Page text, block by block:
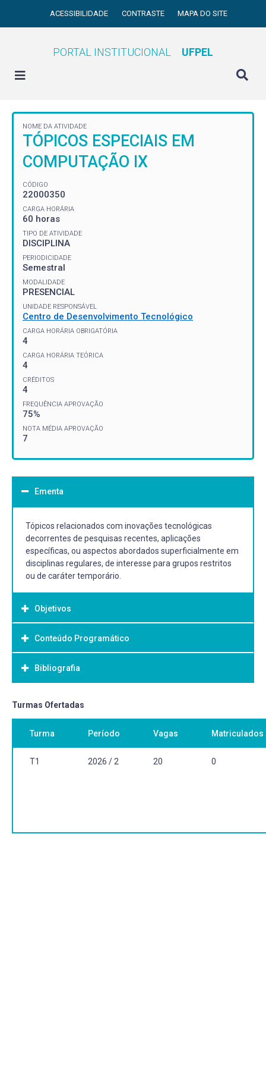
ACESSIBILIDADE CONTRASTE MAPA DO SITE
PORTAL INSTITUCIONAL UFPEL
NOME DA ATIVIDADE
TÓPICOS ESPECIAIS EM
COMPUTAÇÃO IX
CÓDIGO
22000350
CARGA HORÁRIA
60 horas
TIPO DE ATIVIDADE
DISCIPLINA
PERIODICIDADE
Semestral
MODALIDADE
PRESENCIAL
UNIDADE RESPONSÁVEL
Centro de Desenvolvimento Tecnológico
CARGA HORÁRIA OBRIGATÓRIA
4
CARGA HORÁRIA TEÓRICA
4
CRÉDITOS
4
FREQUÊNCIA APROVAÇÃO
75%
NOTA MÉDIA APROVAÇÃO
7
Ementa
Tópicos relacionados com inovações tecnológicas
decorrentes de pesquisas recentes, aplicações
específicas, ou aspectos abordados superficialmente em
disciplinas regulares, de interesse para grupos restritos
ou de caráter temporário.
Objetivos
Objetivo Geral:
Tomar conhecimento de tópicos relacionados com
inovações tecnológicas recentes, aplicações específicas,
regulares, de acordo com as normas estabelecidas pelo
Conteúdo Programático
Bibliografia
Bibliografia Básica:
Livros, artigos em periódicos científicos, apostilas,
manuais e demais referências relacionadas à disciplina
previamente aprovada pelo colegiado do curso.
Turmas Ofertadas
Turma Período Vagas Matriculados
T1 2026 / 2 20 0